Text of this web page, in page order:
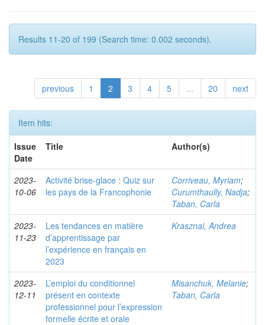
Results 11-20 of 199 (Search time: 0.002 seconds).
previous 1 2 3 4 5 ... 20 next
Item hits:
Issue
Date
Title Author(s)
2023-
10-06
Activité brise-glace : Quiz sur
les pays de la Francophonie
Corriveau, Myriam;
Curumthaully, Nadja;
Taban, Carla
2023-
11-23
Les tendances en matière
d’apprentissage par
l’expérience en français en
2023
Krasznai, Andrea
2023-
12-11
L’emploi du conditionnel
présent en contexte
professionnel pour l’expression
formelle écrite et orale
Misanchuk, Melanie;
Taban, Carla